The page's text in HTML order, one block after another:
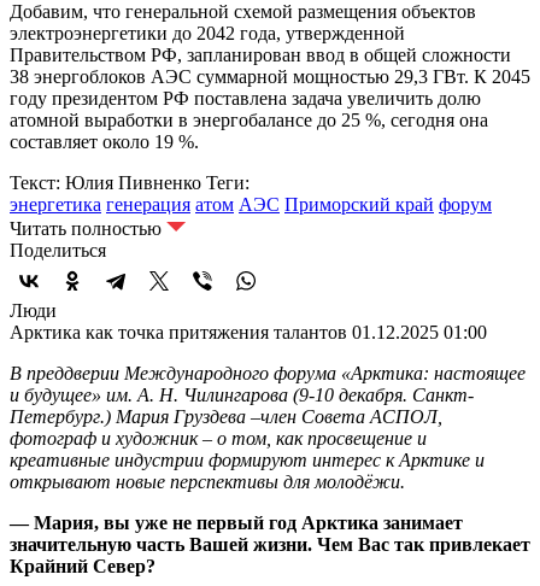
Добавим, что генеральной схемой размещения объектов
электроэнергетики до 2042 года, утвержденной
Правительством РФ, запланирован ввод в общей сложности
38 энергоблоков АЭС суммарной мощностью 29,3 ГВт. К 2045
году президентом РФ поставлена задача увеличить долю
атомной выработки в энергобалансе до 25 %, сегодня она
составляет около 19 %.
Текст: Юлия Пивненко Теги:
энергетика генерация атом АЭС Приморский край форум
Читать полностью
Поделиться
Люди
Арктика как точка притяжения талантов 01.12.2025 01:00
В преддверии Международного форума «Арктика: настоящее
и будущее» им. А. Н. Чилингарова (9-10 декабря. Санкт-
Петербург.) Мария Груздева –член Совета АСПОЛ,
фотограф и художник – о том, как просвещение и
креативные индустрии формируют интерес к Арктике и
открывают новые перспективы для молодёжи.
— Мария, вы уже не первый год Арктика занимает
значительную часть Вашей жизни. Чем Вас так привлекает
Крайний Север?